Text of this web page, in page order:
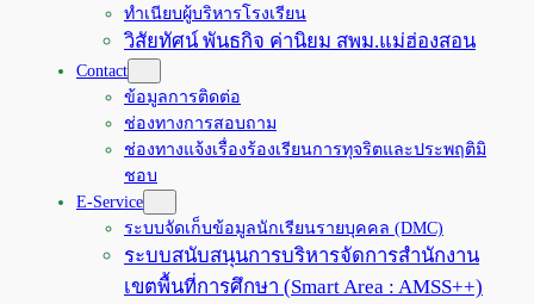
ทำเนียบผู้บริหารโรงเรียน
วิสัยทัศน์ พันธกิจ ค่านิยม สพม.แม่ฮ่องสอน
Contact
ข้อมูลการติดต่อ
ช่องทางการสอบถาม
ช่องทางแจ้งเรื่องร้องเรียนการทุจริตและประพฤติมิ
ชอบ
E-Service
ระบบจัดเก็บข้อมูลนักเรียนรายบุคคล (DMC)
ระบบสนับสนุนการบริหารจัดการสำนักงาน
เขตพื้นที่การศึกษา (Smart Area : AMSS++)